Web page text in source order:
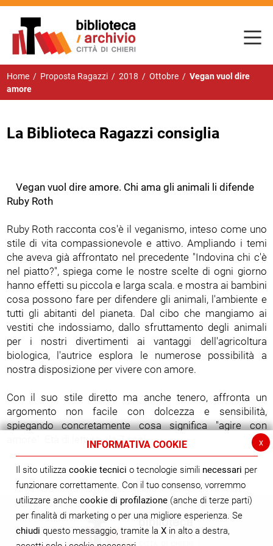
Home / Proposta Ragazzi / 2018 / Ottobre / Vegan vuol dire
amore
La Biblioteca Ragazzi consiglia
Vegan vuol dire amore. Chi ama gli animali li difende
Ruby Roth
Ruby Roth racconta cos'è il veganismo, inteso come uno
stile di vita compassionevole e attivo. Ampliando i temi
che aveva già affrontato nel precedente "Indovina chi c'è
nel piatto?", spiega come le nostre scelte di ogni giorno
hanno effetti su piccola e larga scala. e mostra ai bambini
cosa possono fare per difendere gli animali, l'ambiente e
tutti gli abitanti del pianeta. Dal cibo che mangiamo ai
vestiti che indossiamo, dallo sfruttamento degli animali
per i nostri divertimenti ai vantaggi dell'agricoltura
biologica, l'autrice esplora le numerose possibilità a
nostra disposizione per vivere con amore.
Con il suo stile diretto ma anche tenero, affronta un
argomento non facile con dolcezza e sensibilità,
spiegando concretamente cosa significa "agire con
amore". Età di lettura: da 7 anni
x
INFORMATIVA COOKIE
Il sito utilizza cookie tecnici o tecnologie simili necessari per
funzionare correttamente. Con il tuo consenso, vorremmo
utilizzare anche cookie di profilazione(anche di terze parti)
per finalità di marketing o per una migliore esperienza. Se
chiudi questo messaggio, tramite la Xin alto a destra,